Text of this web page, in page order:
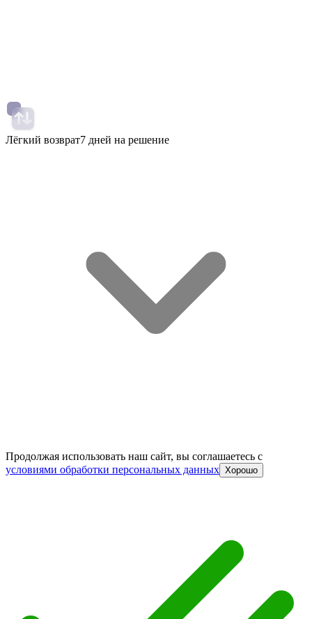
Лёгкий возврат7 дней на решение
Продолжая использовать наш сайт, вы соглашаетесь c
условиями обработки персональных данных Хорошо